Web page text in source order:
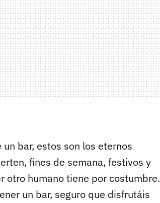
bar, estos son los eternos
fines de semana, festivos y
otro humano tiene por costumbre.
un bar, seguro que disfrutáis